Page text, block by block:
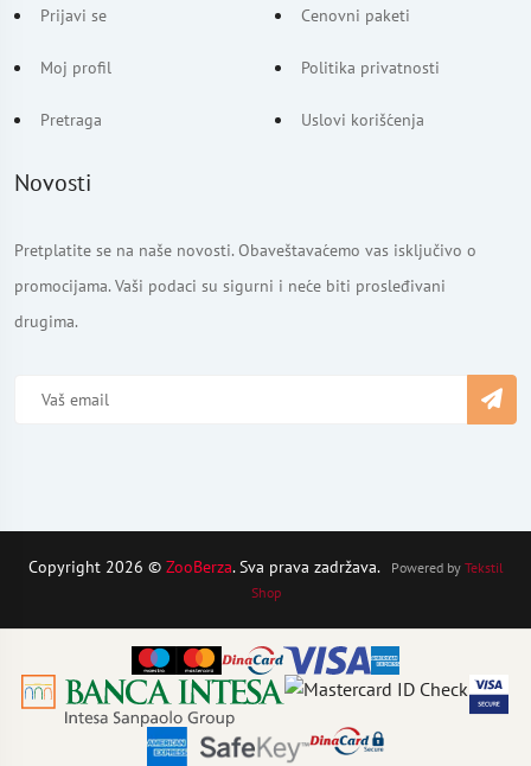
Prijavi se
Moj profil
Pretraga
Cenovni paketi
Politika privatnosti
Uslovi korišćenja
Novosti
Pretplatite se na naše novosti. Obaveštavaćemo vas isključivo o
promocijama. Vaši podaci su sigurni i neće biti prosleđivani
drugima.
Copyright 2026 © ZooBerza. Sva prava zadržava. Powered by Tekstil
Shop